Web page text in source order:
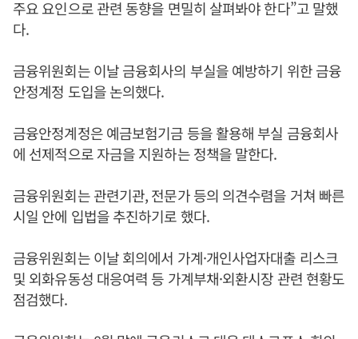
주요 요인으로 관련 동향을 면밀히 살펴봐야 한다”고 말했
다.
금융위원회는 이날 금융회사의 부실을 예방하기 위한 금융
안정계정 도입을 논의했다.
금융안정계정은 예금보험기금 등을 활용해 부실 금융회사
에 선제적으로 자금을 지원하는 정책을 말한다.
금융위원회는 관련기관, 전문가 등의 의견수렴을 거쳐 빠른
시일 안에 입법을 추진하기로 했다.
금융위원회는 이날 회의에서 가계·개인사업자대출 리스크
및 외화유동성 대응여력 등 가계부채·외환시장 관련 현황도
점검했다.